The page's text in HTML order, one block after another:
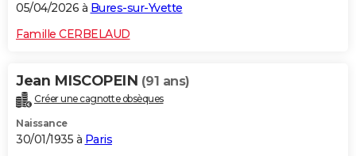
05/04/2026 à Bures-sur-Yvette
Famille CERBELAUD
Jean MISCOPEIN (91 ans)
Créer une cagnotte obsèques
Naissance
30/01/1935 à Paris